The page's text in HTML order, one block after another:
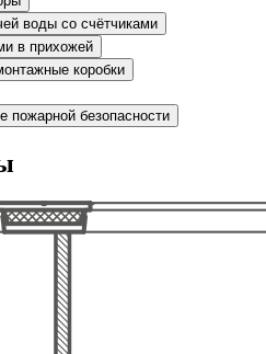
воды со счётчиками
в прихожей
коробки
пожарной безопасности